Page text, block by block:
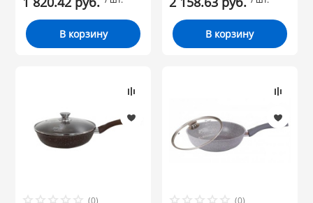
В корзину В корзину
(0) (0)